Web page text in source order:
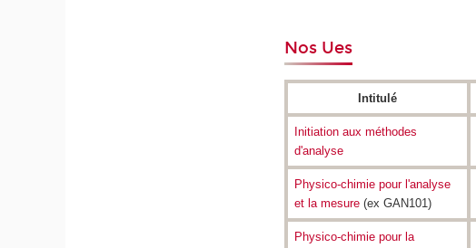
Nos Ues
Intitulé
Initiation aux méthodes
d'analyse
Physico-chimie pour l'analyse
et la mesure(ex GAN101)
Physico-chimie pour la